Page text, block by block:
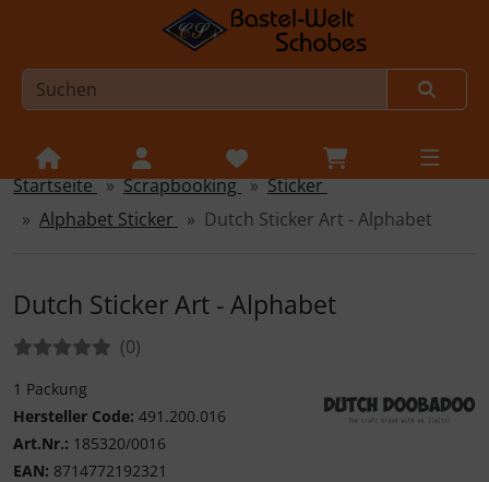
Sprungnavigation
Springe zur Navigation
Springe zum Inhalt
Springe zum Button für Einstellungen
Springe zu den allgemeinen Informationen
Startseite Scrapbooking
Sticker
Alphabet Sticker
Dutch Sticker Art - Alphabet
Dutch Sticker Art - Alphabet
Bewertungen:(0Bewertungen
)
1 Packung
Hersteller Code: 491.200.016
Art.Nr.: 185320/0016
EAN: 8714772192321